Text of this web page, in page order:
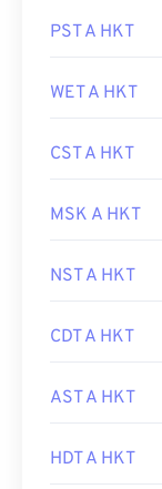
PST A HKT
WET A HKT
CST A HKT
MSK A HKT
NST A HKT
CDT A HKT
AST A HKT
HDT A HKT